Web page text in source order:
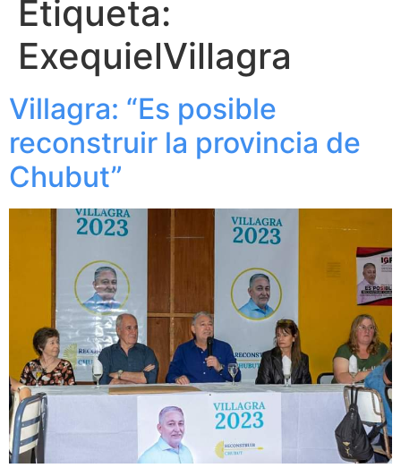
Etiqueta:
ExequielVillagra
Villagra: “Es posible
reconstruir la provincia de
Chubut”